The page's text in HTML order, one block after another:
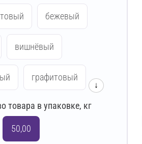
бежевый
вишнёвый
графитовый
кирпичный
красный
↓
товара в упаковке, кг
50,00